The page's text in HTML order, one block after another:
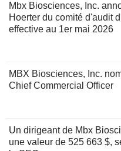
Mbx Biosciences, Inc.
Hoerter du comité d'audit
effective au 1er mai 2026
MBX Biosciences, Inc.
Chief Commercial Officer
Un dirigeant de Mbx
une valeur de 525 663 $,